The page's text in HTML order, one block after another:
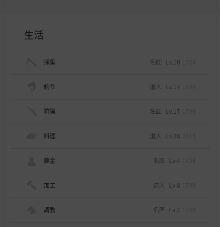
生活
採集 名匠 Lv.10
釣り 道人 Lv.17
狩猟 名匠 Lv.17
料理 道人 Lv.28
錬金 名匠 Lv.4
加工 道人 Lv.8
調教 名匠 Lv.2